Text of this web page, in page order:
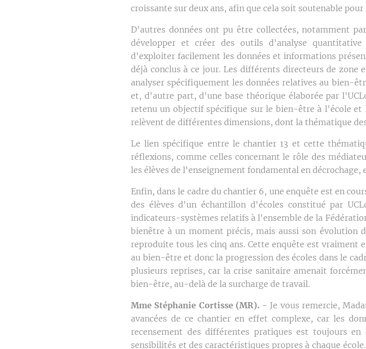
croissante sur deux ans, afin que cela soit soutenable pour
D'autres données ont pu être collectées, notamment
développer et créer des outils d'analyse
d'exploiter facilement les données et informations
déjà conclus à ce jour. Les différents directeurs de
analyser spécifiquement les données relatives au bien-
et, d'autre part, d'une base théorique élaborée par
retenu un objectif spécifique sur le bien-être à l'école
relèvent de différentes dimensions, dont la thématique
Le lien spécifique entre le chantier 13 et cette
réflexions, comme celles concernant le rôle des
les élèves de l'enseignement fondamental en décrochage,
Enfin, dans le cadre du chantier 6, une enquête est en
des élèves d'un échantillon d'écoles constitué par
indicateurs-systèmes relatifs à l'ensemble de la
bienêtre à un moment précis, mais aussi son évolution
reproduite tous les cinq ans. Cette enquête est vraiment
au bien-être et donc la progression des écoles dans le
plusieurs reprises, car la crise sanitaire amenait
bien-être, au-delà de la surcharge de travail.
Mme Stéphanie Cortisse (MR). - Je vous remercie,
avancées de ce chantier en effet complexe, car les
recensement des différentes pratiques est toujours
sensibilités et des caractéristiques propres à chaque